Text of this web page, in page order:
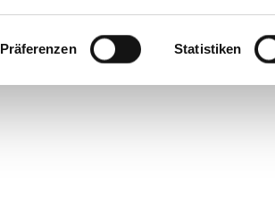
Präferenzen Statistiken